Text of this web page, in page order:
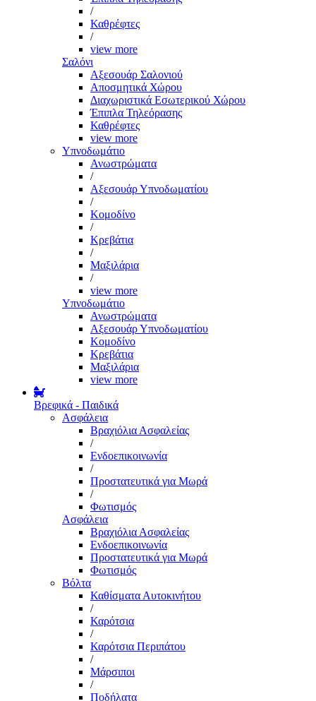
/
Καθρέφτες
/
view more
Σαλόνι
Αξεσουάρ Σαλονιού
Αποσμητικά Χώρου
Διαχωριστικά Εσωτερικού Χώρου
Έπιπλα Τηλεόρασης
Καθρέφτες
view more
Υπνοδωμάτιο
Ανωστρώματα
/
Αξεσουάρ Υπνοδωματίου
/
Κομοδίνο
/
Κρεβάτια
/
Μαξιλάρια
/
view more
Υπνοδωμάτιο
Ανωστρώματα
Αξεσουάρ Υπνοδωματίου
Κομοδίνο
Κρεβάτια
Μαξιλάρια
view more
Βρεφικά - Παιδικά
Ασφάλεια
Βραχιόλια Ασφαλείας
/
Ενδοεπικοινωνία
/
Προστατευτικά για Μωρά
/
Φωτισμός
Ασφάλεια
Βραχιόλια Ασφαλείας
Ενδοεπικοινωνία
Προστατευτικά για Μωρά
Φωτισμός
Βόλτα
Καθίσματα Αυτοκινήτου
/
Καρότσια
/
Καρότσια Περιπάτου
/
Μάρσιποι
/
Ποδήλατα